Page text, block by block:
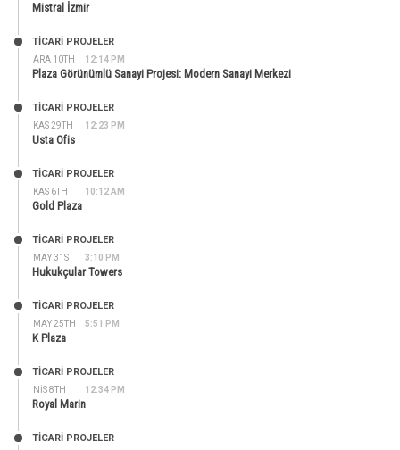
Mistral İzmir
ARA 10TH 12:14 PM
TİCARİ PROJELER
Plaza Görünümlü Sanayi Projesi: Modern Sanayi Merkezi
KAS 29TH 12:23 PM
TİCARİ PROJELER
Usta Ofis
KAS 6TH 10:12 AM
TİCARİ PROJELER
Gold Plaza
MAY 31ST 3:10 PM
TİCARİ PROJELER
Hukukçular Towers
MAY 25TH 5:51 PM
TİCARİ PROJELER
K Plaza
NIS 8TH 12:34 PM
TİCARİ PROJELER
Royal Marin
TİCARİ PROJELER